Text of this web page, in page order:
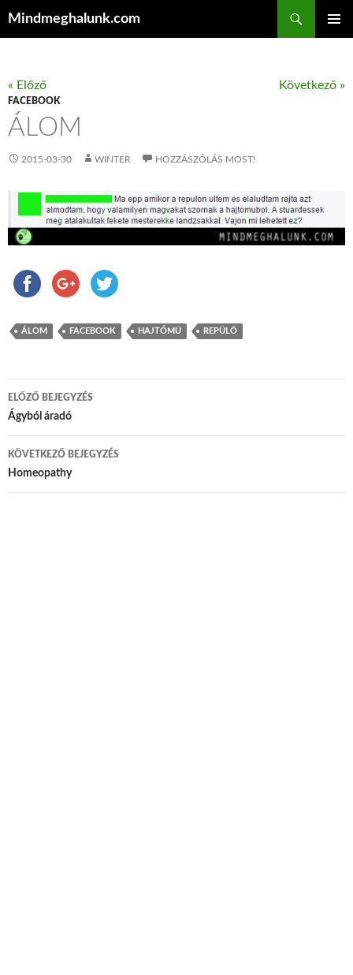
Mindmeghalunk.com
« Előző Következő »
FACEBOOK
ÁLOM
2015-03-30 WINTER HOZZÁSZÓLÁS MOST!
ÁLOM FACEBOOK HAJTÓMŰ REPÜLŐ
Bejegyzés navigáció
ELŐZŐ BEJEGYZÉS
Ágyból áradó
KÖVETKEZŐ BEJEGYZÉS
Homeopathy